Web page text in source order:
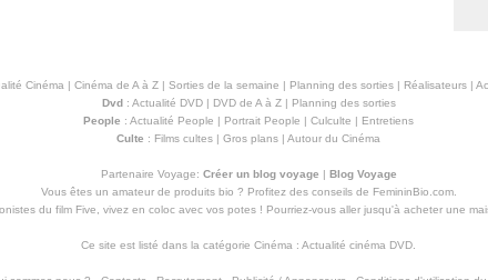
Cinéma | Cinéma de A à Z| Sorties de la semaine | Planning des sorties| Réalisateurs|
Dvd: Actualité DVD| DVD de A à Z| Planning des sorties
People : Actualité People | Portrait People | Culculte | Entretiens
Culte : Films cultes | Gros plans | Autour du Cinéma
Partenaire Voyage: Créer un blog voyage | Blog Voyage
Vous êtes un amateur de produits bio ? Profitez des conseils de FemininBio.com.
du film Five, vivez en coloc avec vos potes ! Pourriez-vous aller jusqu'à acheter une
Ce site est listé dans la catégorie Cinéma : Actualité cinéma DVD